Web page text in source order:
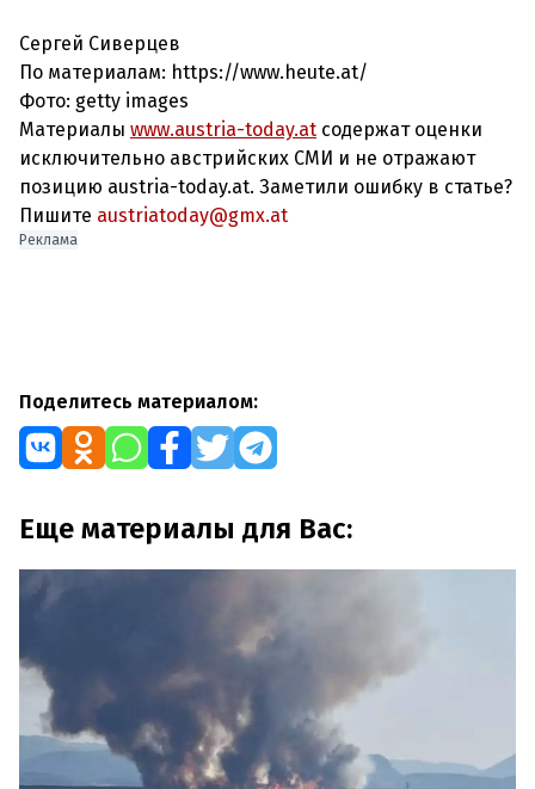
Сергей Сиверцев
По материалам: https://www.heute.at/
Фото: getty images
Материалы www.austria-today.at содержат оценки
исключительно австрийских СМИ и не отражают
позицию austria-today.at. Заметили ошибку в статье?
Пишите austriatoday@gmx.at
Реклама
Поделитесь материалом:
Еще материалы для Вас: